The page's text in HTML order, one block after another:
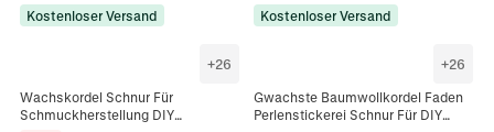
Kostenloser Versand Kostenloser Versand
+26
Wachskordel Schnur Für
Schmuckherstellung DIY
+26
Gwachste Baumwollkordel Faden
Perlenstickerei Schnur Für DIY